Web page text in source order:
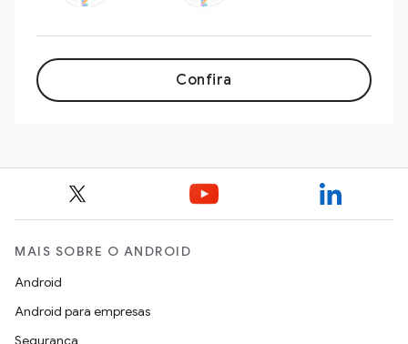
Confira
MAIS SOBRE O ANDROID
Android
Android para empresas
Segurança